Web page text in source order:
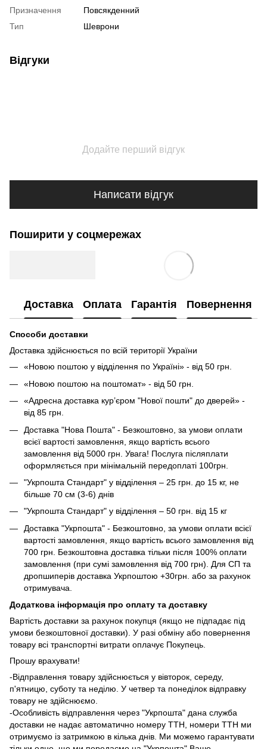
Призначення
Повсякденний
Тип
Шеврони
Відгуки
Додайте перший відгук
Написати відгук
Поширити у соцмережах
Доставка Оплата Гарантія Повернення
Способи доставки
Доставка здійснюється по всій території України
«Новою поштою у відділення по Україні» - від 50 грн.
«Новою поштою на поштомат» - від 50 грн.
«Адресна доставка кур’єром "Нової пошти" до дверей» -
від 85 грн.
Доставка "Нова Пошта" - Безкоштовно, за умови оплати
всієї вартості замовлення, якщо вартість всього
замовлення від 5000 грн. Увага! Послуга післяплати
оформляється при мінімальній передоплаті 100грн.
"Укрпошта Стандарт" у відділення – 25 грн. до 15 кг, не
більше 70 см (3-6) днів
"Укрпошта Стандарт" у відділення – 50 грн. від 15 кг
Доставка "Укрпошта" - Безкоштовно, за умови оплати всієї
вартості замовлення, якщо вартість всього замовлення від
700 грн. Безкоштовна доставка тільки після 100% оплати
замовлення (при сумі замовлення від 700 грн). Для СП та
дропшиперів доставка Укрпоштою +30грн. або за рахунок
отримувача.
Додаткова інформація про оплату та доставку
Вартість доставки за рахунок покупця (якщо не підпадає під
умови безкоштовної доставки). У разі обміну або повернення
товару всі транспортні витрати оплачує Покупець.
Прошу врахувати!
-Відправлення товару здійснюється у вівторок, середу,
п'ятницю, суботу та неділю. У четвер та понеділок відправку
товару не здійснюємо.
-Особливість відправлення через "Укрпошта" дана служба
доставки не надає автоматично номеру ТТН, номери ТТН ми
отримуємо із затримкою в кілька днів. Ми можемо гарантувати